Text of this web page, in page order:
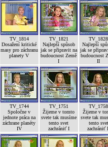
TV_1814
Dosažení kritické
masy pro záchranu
planety V
TV_1821
Najlepší spůsob
jak se připravit na
budoucnost Země
I
TV_1828
Najlepší
jak se
budoucnost
II
TV_1744
Spoločne v
jednote práca na
záchrane planéty
IV
TV_1751
Žijeme v tomto
svete tak musíme
tento svet
zachrániť I
TV_1758
Žijeme v
svete tak
tento svet
zachrániť